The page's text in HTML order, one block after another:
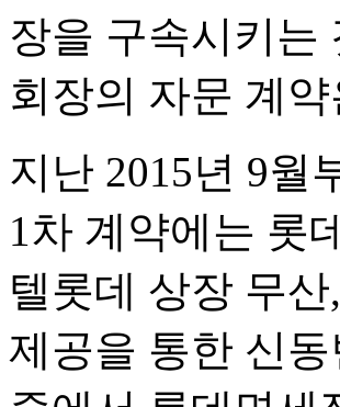
장을 구속시키는
회장의 자문 계
지난 2015년 9월
1차 계약에는 롯
텔롯데 상장 무
제공을 통한 신